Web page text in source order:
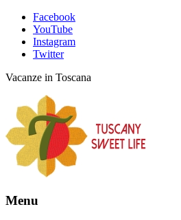
Facebook
YouTube
Instagram
Twitter
Vacanze in Toscana
Menu